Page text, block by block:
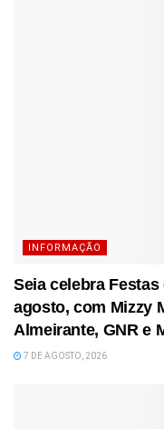
INFORMAÇÃO
Seia celebra
agosto, com Mizzy
Almeirante, GNR e
7 DE AGOSTO, 2026